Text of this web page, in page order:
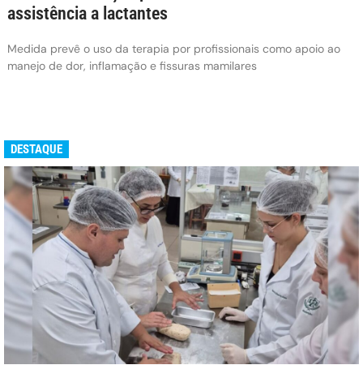
assistência a lactantes
Medida prevê o uso da terapia por profissionais como apoio ao
manejo de dor, inflamação e fissuras mamilares
DESTAQUE